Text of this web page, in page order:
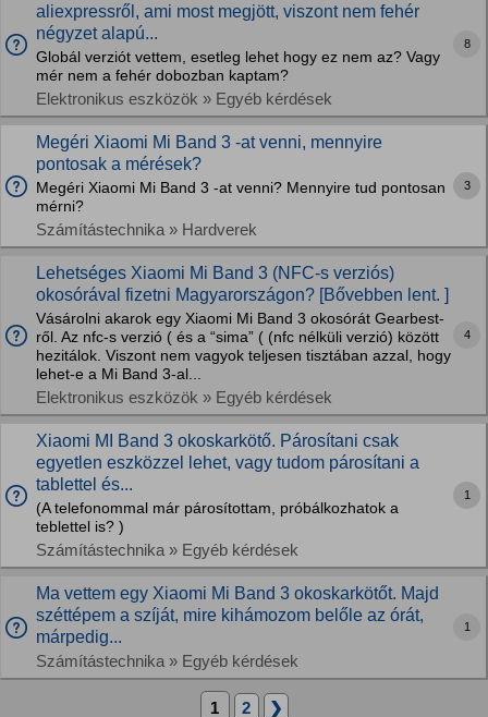
aliexpressről, ami most megjött, viszont nem fehér
négyzet alapú...
Globál verziót vettem, esetleg lehet hogy ez nem az? Vagy
mér nem a fehér dobozban kaptam?
Elektronikus eszközök » Egyéb kérdések
8
Megéri Xiaomi Mi Band 3 -at venni, mennyire
pontosak a mérések?
Megéri Xiaomi Mi Band 3 -at venni? Mennyire tud pontosan
mérni?
Számítástechnika » Hardverek
3
Lehetséges Xiaomi Mi Band 3 (NFC-s verziós)
okosórával fizetni Magyarországon? [Bővebben lent. ]
Vásárolni akarok egy Xiaomi Mi Band 3 okosórát Gearbest-
ről. Az nfc-s verzió ( és a “sima” ( (nfc nélküli verzió) között
hezitálok. Viszont nem vagyok teljesen tisztában azzal, hogy
lehet-e a Mi Band 3-al...
Elektronikus eszközök » Egyéb kérdések
4
Xiaomi MI Band 3 okoskarkötő. Párosítani csak
egyetlen eszközzel lehet, vagy tudom párosítani a
tablettel és...
(A telefonommal már párosítottam, próbálkozhatok a
teblettel is? )
Számítástechnika » Egyéb kérdések
1
Ma vettem egy Xiaomi Mi Band 3 okoskarkötőt. Majd
széttépem a szíját, mire kihámozom belőle az órát,
márpedig...
Számítástechnika » Egyéb kérdések
1
1 2 ❯